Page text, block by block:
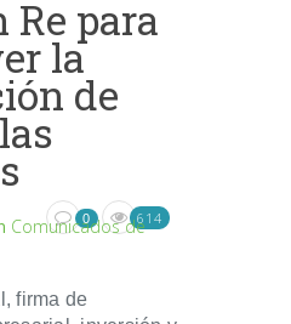
para
la
de
Comunicados de
0 614
firma de